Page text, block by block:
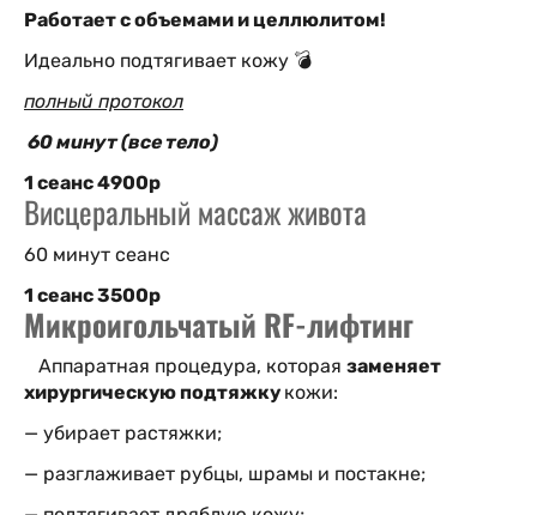
Работает с объемами и целлюлитом!
Идеально подтягивает кожу 💣
полный протокол
60 минут (все тело)
1 сеанс 4900р
Висцеральный массаж живота
60 минут сеанс
1 сеанс 3500р
Микроигольчатый RF-лифтинг
Аппаратная процедура, которая заменяет
хирургическую подтяжку кожи:
— убирает растяжки;
— разглаживает рубцы, шрамы и постакне;